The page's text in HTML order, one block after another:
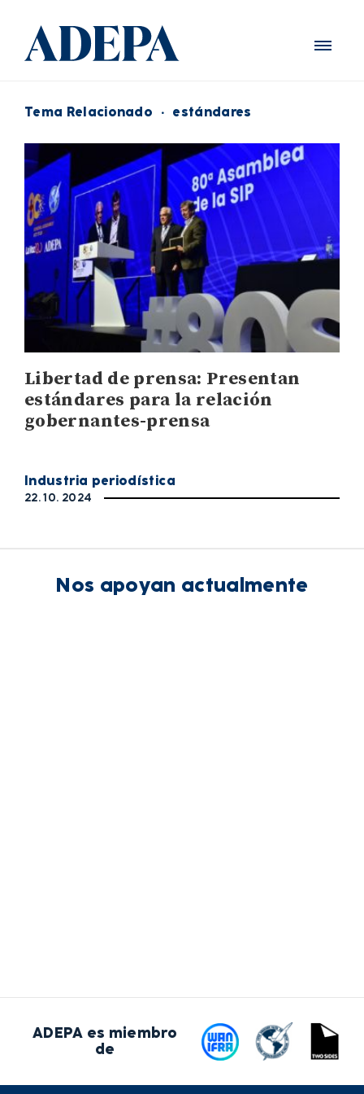
Tema Relacionado · estándares
Libertad de prensa: Presentan
estándares para la relación
gobernantes-prensa
Industria periodística
22. 10. 2024
Nos apoyan actualmente
ADEPA es miembro
de